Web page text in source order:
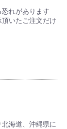
れがあります
いたご注文だけ
海道、沖縄県に